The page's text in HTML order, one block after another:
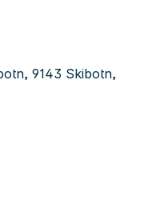
9143 Skibotn,